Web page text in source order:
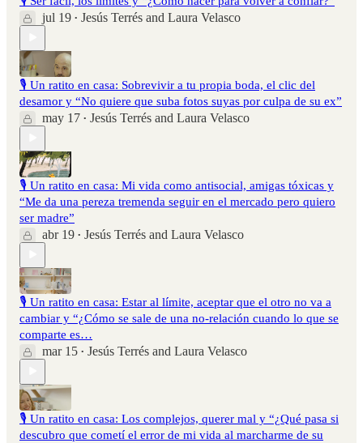
jul 19 • Jesús Terrés and Laura Velasco
🎙️ Un ratito en casa: Sobrevivir a tu propia boda, el clic del
desamor y “No quiere que suba fotos suyas por culpa de su ex”
may 17 • Jesús Terrés and Laura Velasco
🎙️ Un ratito en casa: Mi vida como antisocial, amigas tóxicas y
“Me da una pereza tremenda seguir en el mercado pero quiero
ser madre”
abr 19 • Jesús Terrés and Laura Velasco
🎙️ Un ratito en casa: Estar al límite, aceptar que el otro no va a
cambiar y “¿Cómo se sale de una no-relación cuando lo que se
comparte es…
mar 15 • Jesús Terrés and Laura Velasco
🎙️ Un ratito en casa: Los complejos, querer mal y “¿Qué pasa si
descubro que cometí el error de mi vida al marcharme de su